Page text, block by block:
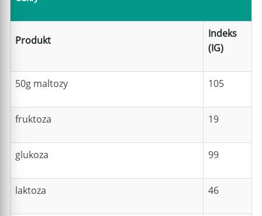
Produkt
Indeks
(IG)
50g maltozy 105
fruktoza 19
glukoza 99
laktoza 46